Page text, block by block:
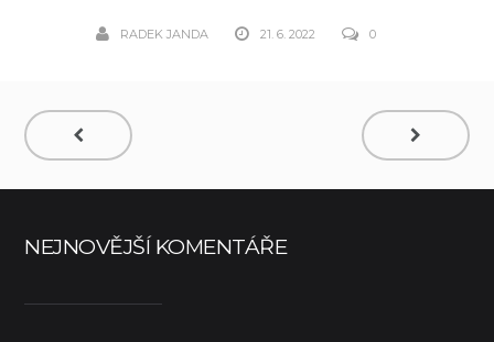
RADEK JANDA 21. 6. 2022 0
NEJNOVĚJŠÍ KOMENTÁŘE